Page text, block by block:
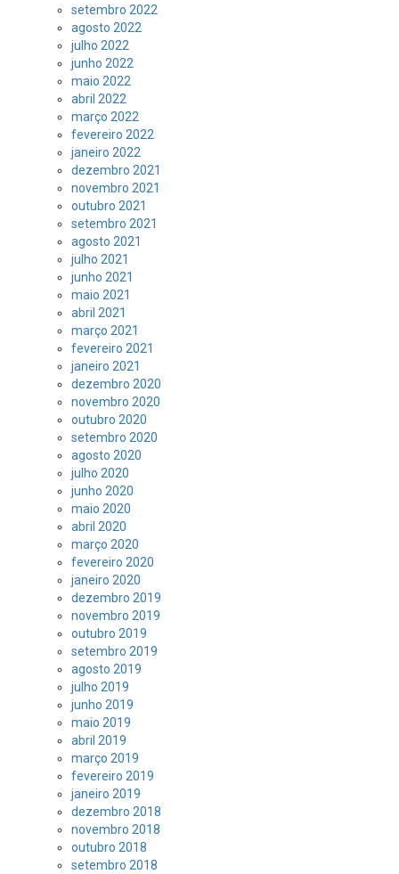
setembro 2022
agosto 2022
julho 2022
junho 2022
maio 2022
abril 2022
março 2022
fevereiro 2022
janeiro 2022
dezembro 2021
novembro 2021
outubro 2021
setembro 2021
agosto 2021
julho 2021
junho 2021
maio 2021
abril 2021
março 2021
fevereiro 2021
janeiro 2021
dezembro 2020
novembro 2020
outubro 2020
setembro 2020
agosto 2020
julho 2020
junho 2020
maio 2020
abril 2020
março 2020
fevereiro 2020
janeiro 2020
dezembro 2019
novembro 2019
outubro 2019
setembro 2019
agosto 2019
julho 2019
junho 2019
maio 2019
abril 2019
março 2019
fevereiro 2019
janeiro 2019
dezembro 2018
novembro 2018
outubro 2018
setembro 2018